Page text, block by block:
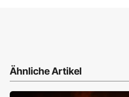
Ähnliche Artikel